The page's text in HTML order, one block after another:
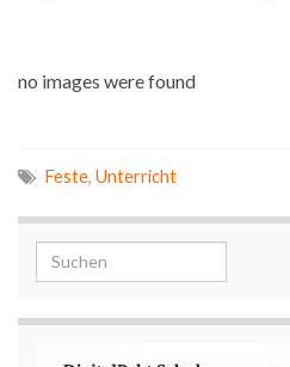
no images were found
Feste, Unterricht
Search for: